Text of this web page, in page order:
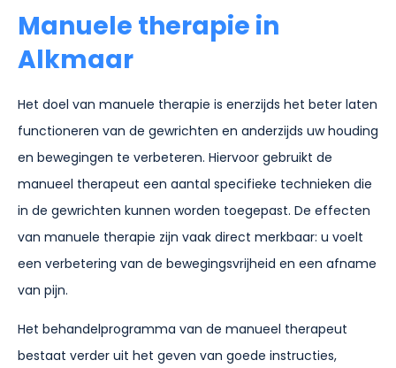
Manuele therapie in
Alkmaar
Het doel van manuele therapie is enerzijds het beter laten
functioneren van de gewrichten en anderzijds uw houding
en bewegingen te verbeteren. Hiervoor gebruikt de
manueel therapeut een aantal specifieke technieken die
in de gewrichten kunnen worden toegepast. De effecten
van manuele therapie zijn vaak direct merkbaar: u voelt
een verbetering van de bewegingsvrijheid en een afname
van pijn.
Het behandelprogramma van de manueel therapeut
bestaat verder uit het geven van goede instructies,